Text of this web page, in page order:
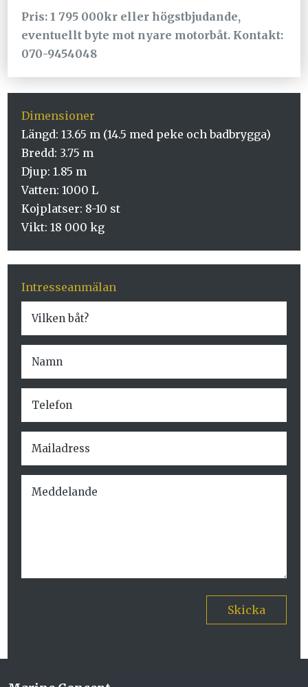
Pris: 1 795 000kr eller högstbjudande,
eventuellt byte mot nyare motorbåt. Kontakt:
070-9454048
Dimensioner
Längd: 13.65 m (14.5 med peke och badbrygga)
Bredd: 3.75 m
Djup: 1.85 m
Vatten: 1000 L
Kojplatser: 8-10 st
Vikt: 18 000 kg
Intresseanmälan
Skicka